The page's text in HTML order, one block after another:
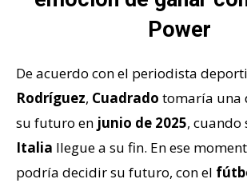
Power
De acuerdo con el periodista
Rodríguez, Cuadrado tomaría una
su futuro en junio de 2025, cuando
Italia llegue a su fin. En ese
podría decidir su futuro, con el